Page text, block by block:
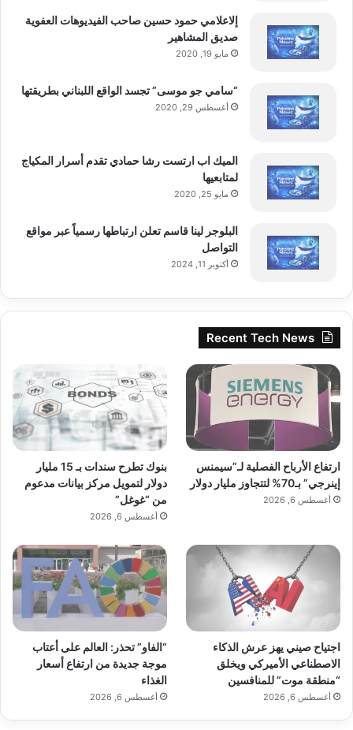
إلاعلامي حمود حسين صاحب الفيديوهات العفوية
صديق المشاهير
مايو 19, 2020
“سامي جو موسى” تجسد الواقع اللبناني بطريقتها
أغسطس 29, 2020
الميك اب ارتست رشا حمادي تقدم أسرار المكياج
لمتابعيها
مايو 25, 2020
البلوجر لينا قاسم تعلن ارتباطها رسمياً عبر مواقع
التواصل
أكتوبر 11, 2024
Recent Tech News
ارتفاع الأرباح الفصلية لـ”سيمنس
إينرجي” بـ70% لتتجاوز مليار دولار
أغسطس 6, 2026
بنوك تطرح سندات بـ 15 مليار
دولار لتمويل مركز بيانات مدعوم
من “غوغل”
أغسطس 6, 2026
اجتياح صيني يهز عرش الذكاء
الاصطناعي الأميركي ويخلق
“منطقة موت” للمنافسين
أغسطس 6, 2026
“الفاو” تحذر: العالم على أعتاب
موجة جديدة من ارتفاع أسعار
الغذاء
أغسطس 6, 2026